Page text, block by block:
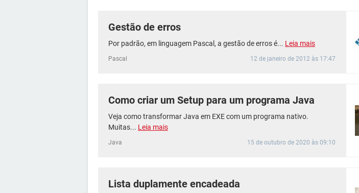
Gestão de erros
Por padrão, em linguagem Pascal, a gestão de erros é... Leia mais
Pascal 12 de janeiro de 2012 às 17:47
Como criar um Setup para um programa Java
Veja como transformar Java em EXE com um programa nativo.
Muitas... Leia mais
Java 15 de outubro de 2020 às 09:10
Lista duplamente encadeada